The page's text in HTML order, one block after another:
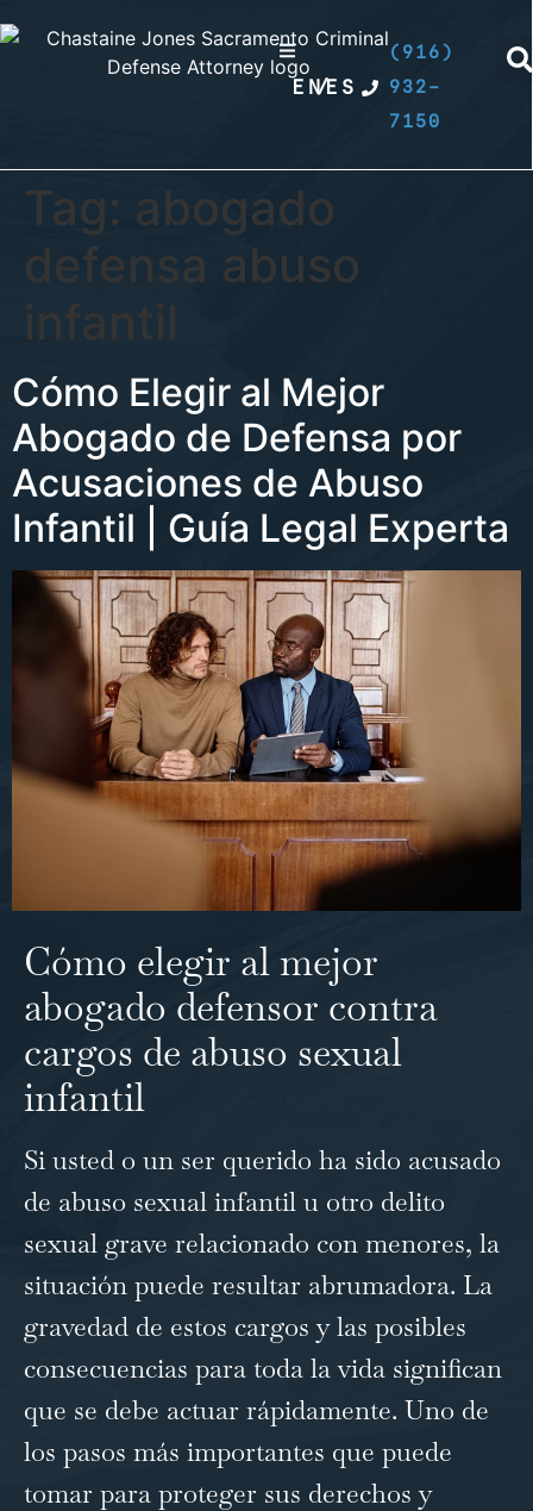
EN
/ES
(916)
932-
7150
Tag: abogado
defensa abuso
infantil
Cómo Elegir al Mejor
Abogado de Defensa por
Acusaciones de Abuso
Infantil | Guía Legal Experta
Cómo elegir al mejor
abogado defensor contra
cargos de abuso sexual
infantil
Si usted o un ser querido ha sido acusado
de abuso sexual infantil u otro delito
sexual grave relacionado con menores, la
situación puede resultar abrumadora. La
gravedad de estos cargos y las posibles
consecuencias para toda la vida significan
que se debe actuar rápidamente. Uno de
los pasos más importantes que puede
tomar para proteger sus derechos y